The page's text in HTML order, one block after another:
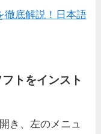
徹底解説！日本語
トをインスト
き、左のメニュ